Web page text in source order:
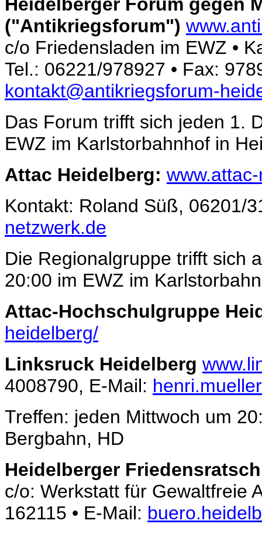
("Antikriegsforum")
c/o Friedensladen im EWZ •
Tel.: 06221/978927 • Fax:
kontakt@antikriegsforum-
Das Forum trifft sich jeden 1.
EWZ im Karlstorbahnhof in
Attac Heidelberg:
Kontakt: Roland Süß, 06201/
netzwerk.de
Die Regionalgruppe trifft sich
20:00 im EWZ im
Attac-Hochschulgruppe
heidelberg/
Linksruck Heidelberg
4008790, E-Mail:
Treffen: jeden Mittwoch um
Bergbahn, HD
Heidelberger
c/o: Werkstatt für Gewaltfreie
162115 • E-Mail: